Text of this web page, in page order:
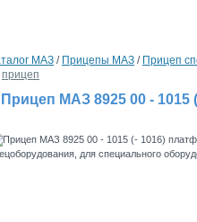
MAЗ / Прицепы МАЗ / Прицеп
прицеп
Прицеп МАЗ 8925 00 -